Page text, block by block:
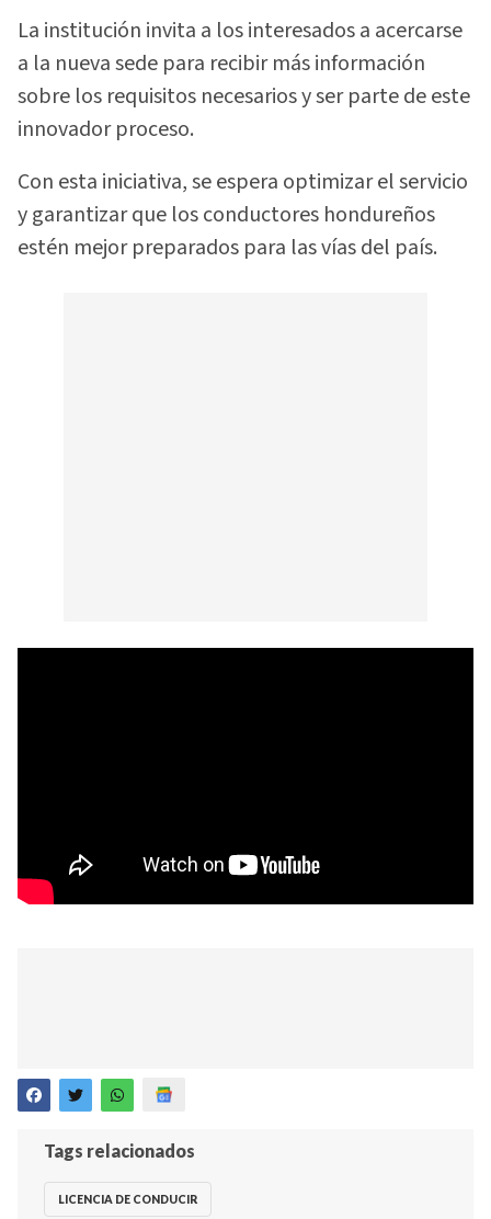
La institución invita a los interesados a acercarse
a la nueva sede para recibir más información
sobre los requisitos necesarios y ser parte de este
innovador proceso.
Con esta iniciativa, se espera optimizar el servicio
y garantizar que los conductores hondureños
estén mejor preparados para las vías del país.
Tags relacionados
LICENCIA DE CONDUCIR